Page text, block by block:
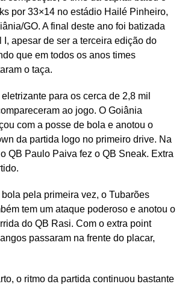
por 33×14 no estádio Hailé Pinheiro,
GO. A final deste ano foi batizada
I, apesar de ser a terceira edição do
que em todos os anos times
o taça.
para os cerca de 2,8 mil
ao jogo. O Goiânia
com a posse de bola e anotou o
da partida logo no primeiro drive. Na
QB Paulo Paiva fez o QB Sneak. Extra
pela primeira vez, o Tubarões
tem um ataque poderoso e anotou o
do QB Rasi. Com o extra point
passaram na frente do placar,
o ritmo da partida continuou bastante